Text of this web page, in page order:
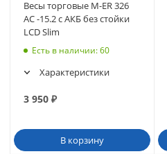
Весы торговые M-ER 326
AC -15.2 с АКБ без стойки
LCD Slim
Есть в наличии: 60
Характеристики
3 950 ₽
В корзину